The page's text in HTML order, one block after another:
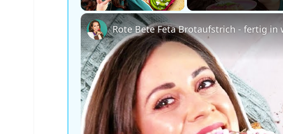
Rote Bete Feta Brotaufstrich - fertig